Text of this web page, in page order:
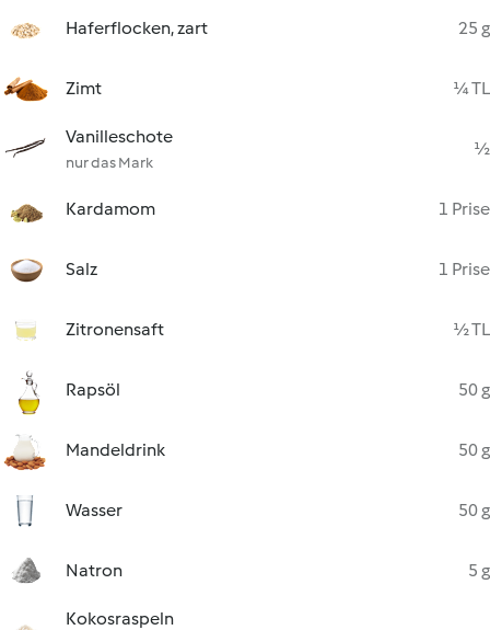
Haferflocken, zart
25 g
Zimt ¼ TL
Vanilleschote
nur das Mark
½
Kardamom 1 Prise
Salz 1 Prise
Zitronensaft ½ TL
Rapsöl 50 g
Mandeldrink 50 g
Wasser 50 g
Natron 5 g
Kokosraspeln